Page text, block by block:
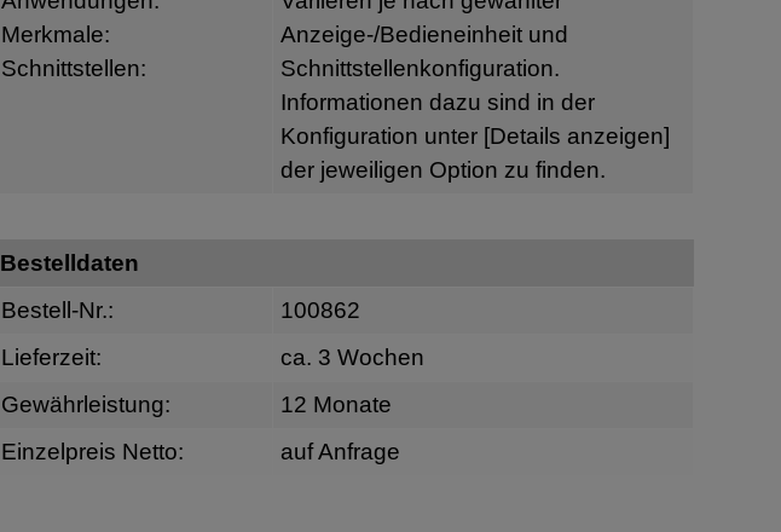
Merkmale:
Schnittstellen:
Anzeige-/Bedieneinheit und
Schnittstellenkonfiguration.
Informationen dazu sind in der
Konfiguration unter [Details anzeigen]
der jeweiligen Option zu finden.
Bestelldaten
Bestell-Nr.:
100862
Lieferzeit:
ca. 3 Wochen
Gewährleistung:
12 Monate
Einzelpreis Netto:
auf Anfrage